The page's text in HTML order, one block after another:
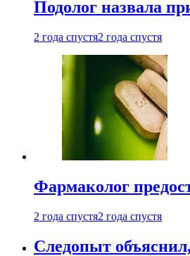
Подолог назвала
2 года спустя2 года спустя
Фармаколог
2 года спустя2 года спустя
Следопыт